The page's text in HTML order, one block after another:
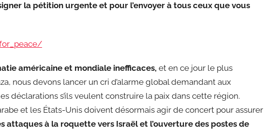
la pétition urgente et pour l’envoyer à tous ceux que vous
américaine et mondiale inefficaces, et en ce jour le plus
nous devons lancer un cri d’alarme global demandant aux
déclarations s’ils veulent construire la paix dans cette région.
et les États-Unis doivent désormais agir de concert pour assurer
attaques à la roquette vers Israël et l’ouverture des postes de